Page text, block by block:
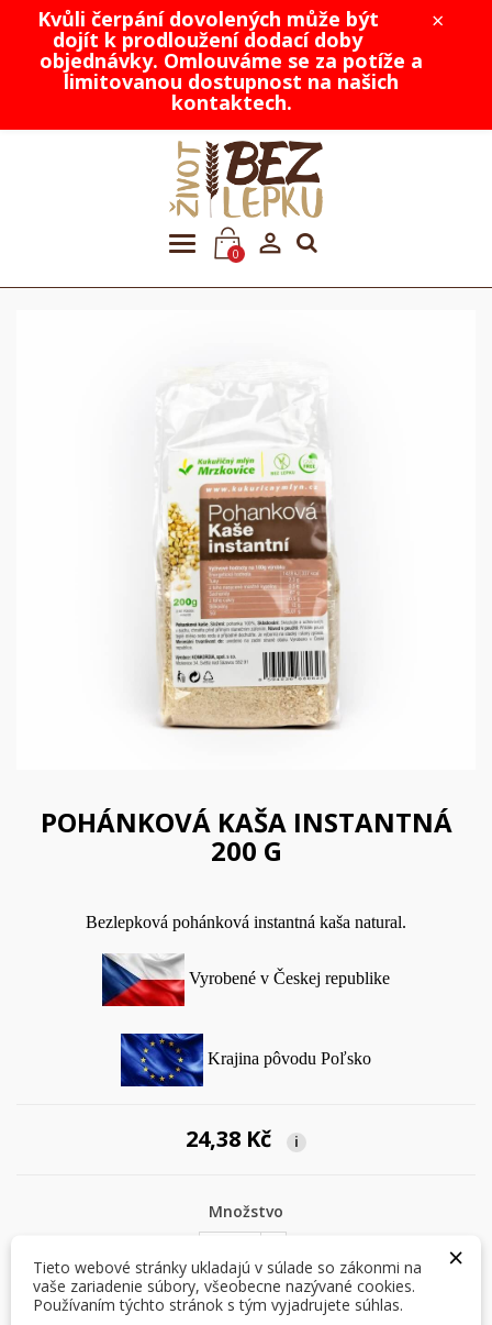
×
Kvůli čerpání dovolených může být
dojít k prodloužení dodací doby
objednávky. Omlouváme se za potíže a
limitovanou dostupnost na našich
kontaktech.
0 
POHÁNKOVÁ KAŠA INSTANTNÁ
200 G
Bezlepková pohánková instantná kaša natural.
Vyrobené v Českej republike
Krajina pôvodu Poľsko
24,38 Kč i
Množstvo
Môj zoznam prianí
add_circle_outline Vytvoriť nový zoznam
Názov zoznamu želaní
Musíte byť prihlásený, aby ste si mohli výrobky uložiť do
svojho zoznamu želaní.
×
Tieto webové stránky ukladajú v súlade so zákonmi na
vaše zariadenie súbory, všeobecne nazývané cookies.
Používaním týchto stránok s tým vyjadrujete súhlas.